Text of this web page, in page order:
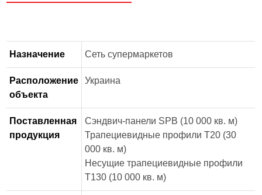
Назначение Сеть супермаркетов
Расположение
объекта
Украина
Поставленная
продукция
Сэндвич-панели SPB (10 000 кв. м)
Трапециевидные профили Т20 (30
000 кв. м)
Несущие трапециевидные профили
Т130 (10 000 кв. м)